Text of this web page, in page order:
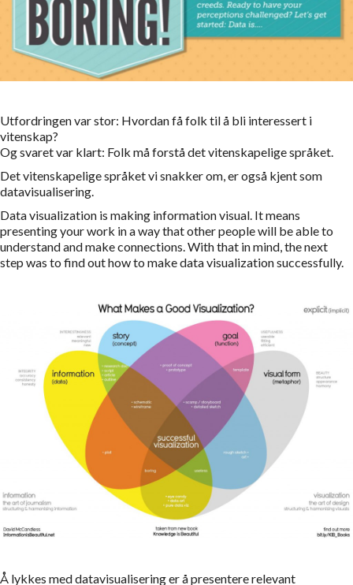
Utfordringen var stor: Hvordan få folk til å bli interessert i
vitenskap?
Og svaret var klart: Folk må forstå det vitenskapelige språket.
Det vitenskapelige språket vi snakker om, er også kjent som
datavisualisering.
Data visualization is making information visual. It means
presenting your work in a way that other people will be able to
understand and make connections. With that in mind, the next
step was to find out how to make data visualization successfully.
Å lykkes med datavisualisering er å presentere relevant